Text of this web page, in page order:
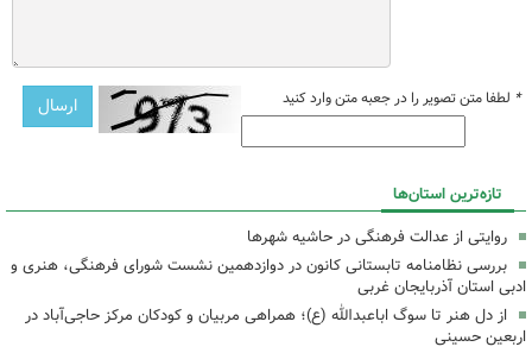
* لطفا متن تصویر را در جعبه متن وارد کنید
تازه‌ترین استان‌ها
روایتی از عدالت فرهنگی در حاشیه شهرها
بررسی نظامنامه تابستانی کانون در دوازدهمین نشست شورای فرهنگی، هنری و
ادبی استان آذربایجان غربی
از دل هنر تا سوگ اباعبدالله (ع)؛ همراهی مربیان و کودکان مرکز حاجی‌آباد در
اربعین حسینی